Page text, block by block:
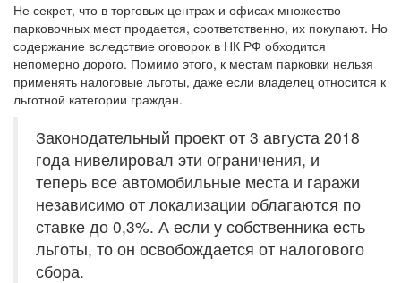
Не секрет, что в торговых центрах и офисах множество
парковочных мест продается, соответственно, их покупают. Но
содержание вследствие оговорок в НК РФ обходится
непомерно дорого. Помимо этого, к местам парковки нельзя
применять налоговые льготы, даже если владелец относится к
льготной категории граждан.
Законодательный проект от 3 августа 2018
года нивелировал эти ограничения, и
теперь все автомобильные места и гаражи
независимо от локализации облагаются по
ставке до 0,3%. А если у собственника есть
льготы, то он освобождается от налогового
сбора.